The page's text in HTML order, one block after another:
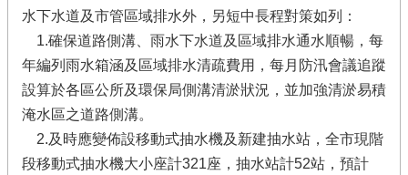
水下水道及市管區域排水外，另短中長程對策如列：
1.確保道路側溝、雨水下水道及區域排水通水順暢，每
年編列雨水箱涵及區域排水清疏費用，每月防汛會議追蹤
設算於各區公所及環保局側溝清淤狀況，並加強清淤易積
淹水區之道路側溝。
2.及時應變佈設移動式抽水機及新建抽水站，全市現階
段移動式抽水機大小座計321座，抽水站計52站，預計